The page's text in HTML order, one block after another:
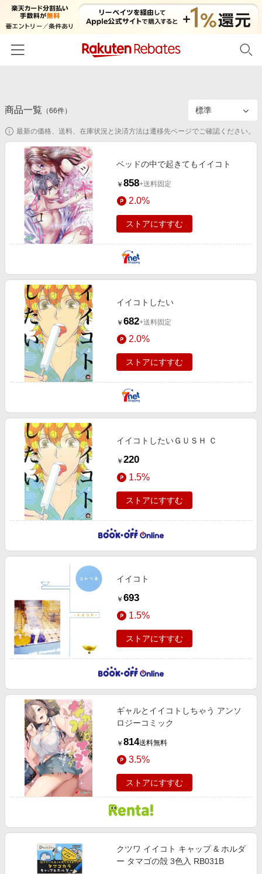
カテゴリー一覧
百貨店・総合ECモール
ファッション・インナー・小物
食品・スイーツ・お酒
日用品・キッチン用品
コスメ・健康・医薬品
キッズ・ベビー用品
スポーツ・アウトドア・ゴルフ
インテリア・寝具
ペット・花・DIY・車
旅行・レジャー・ホテル予約
生活・お役立ち
金融・マネー・保険
ビジネス・その他サービス
イベント一覧
リーベイツ注目ストア
初回購入者限定特典
対象ストア新規限定特典
新着ストアのご紹介
電子書籍特集
楽天サービス特集
旅行特集
わくわく夏特集
50万ポイント山分けキャンペーン
とことん買い物チャレンジ
Apple公式サイト×楽天カード分割払い
Samsung ボーナスキャンペーン
週末の高還元 夏の長期版
ヘルプ
友達紹介
楽天IDでログイン/会員登録
商品一覧 （66件）
最新の価格、送料、在庫状況と決済方法は遷移先ページでご確認ください。
ベッドの中で起きてもイイコト
￥ 858+送料固定
2.0%
ストアにすすむ
イイコトしたい
￥ 682+送料固定
2.0%
ストアにすすむ
イイコトしたいＧＵＳＨ Ｃ
￥ 220
1.5%
ストアにすすむ
イイコト
￥ 693
1.5%
ストアにすすむ
ギャルとイイコトしちゃう アンソ
ロジーコミック
￥ 814送料無料
3.5%
ストアにすすむ
クツワ イイコト キャップ & ホルダ
ー タマゴの殻 3色入 RB031B